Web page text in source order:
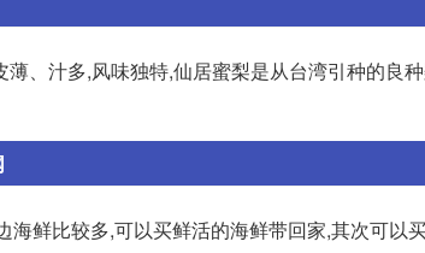
、汁多,风味独特,仙居蜜梨是从台湾引种的良
鲜比较多,可以买鲜活的海鲜带回家,其次可以